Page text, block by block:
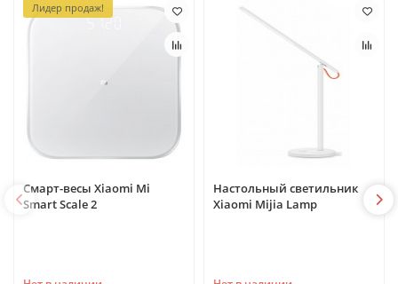
Лидер продаж!
Смарт-весы Xiaomi Mi
Smart Scale 2
Настольный светильник
Xiaomi Mijia Lamp